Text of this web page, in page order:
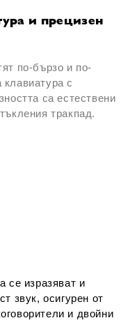
и прецизен
по-бързо и по-
с
са естествени
тракпад.
се изразяват и
звук, осигурен от
и двойни